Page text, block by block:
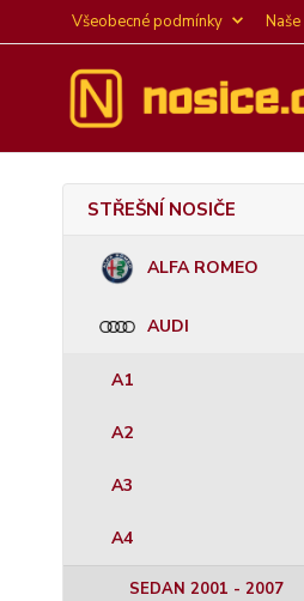
Všeobecné podmínky
STŘEŠNÍ NOSIČE
ALFA ROMEO
AUDI
A1
A2
A3
A4
SEDAN 2001 - 2007